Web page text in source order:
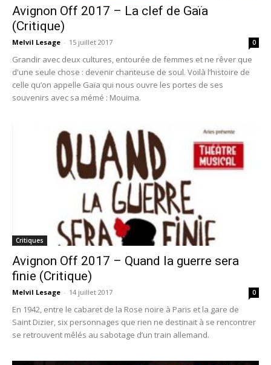
Avignon Off 2017 – La clef de Gaïa
(Critique)
Melvil Lesage - 15 juillet 2017 0
Grandir avec deux cultures, entourée de femmes et ne rêver que
d'une seule chose : devenir chanteuse de soul. Voilà l’histoire de
celle qu’on appelle Gaïa qui nous ouvre les portes de ses
souvenirs avec sa mémé : Mouima.
Critiques
Avignon Off 2017 – Quand la guerre sera
finie (Critique)
Melvil Lesage - 14 juillet 2017 0
En 1942, entre le cabaret de la Rose noire à Paris et la gare de
Saint Dizier, six personnages que rien ne destinait à se rencontrer
se retrouvent mêlés au sabotage d’un train allemand.